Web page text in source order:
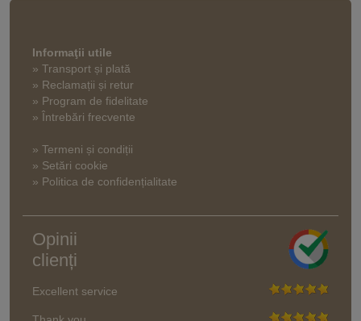
Informaţii utile
» Transport și plată
» Reclamații și retur
» Program de fidelitate
» Întrebări frecvente
» Termeni și condiții
» Setări cookie
» Politica de confidențialitate
Opinii
clienți
Excellent service